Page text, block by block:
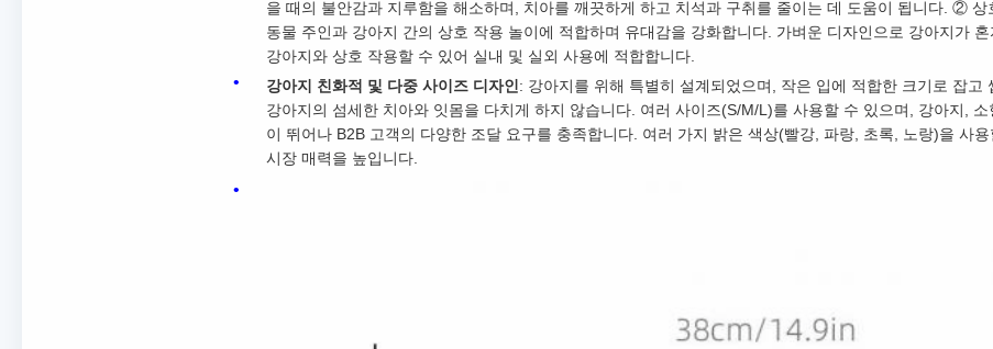
을 때의 불안감과 지루함을 해소하며, 치아를 깨끗하게 하고 치석과 구취를 줄이는 데 도움이 됩니다. ②
동물 주인과 강아지 간의 상호 작용 놀이에 적합하며 유대감을 강화합니다. 가벼운 디자인으로 강아지가
강아지와 상호 작용할 수 있어 실내 및 실외 사용에 적합합니다.
강아지 친화적 및 다중 사이즈 디자인 : 강아지를 위해 특별히 설계되었으며, 작은 입에 적합한 크기로 잡고
강아지의 섬세한 치아와 잇몸을 다치게 하지 않습니다. 여러 사이즈(S/M/L)를 사용할 수 있으며, 강아지,
이 뛰어나 B2B 고객의 다양한 조달 요구를 충족합니다. 여러 가지 밝은 색상(빨강, 파랑, 초록, 노랑)을 사
시장 매력을 높입니다.